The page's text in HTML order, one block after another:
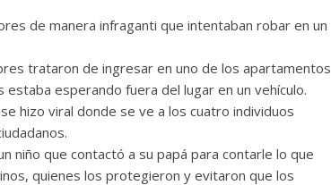
m
ar
ti
r
de manera infraganti que intentaban robar en un
trataron de ingresar en uno de los apartamentos
esperando fuera del lugar en un vehículo.
hizo viral donde se ve a los cuatro individuos
niño que contactó a su papá para contarle lo que
quienes los protegieron y evitaron que los